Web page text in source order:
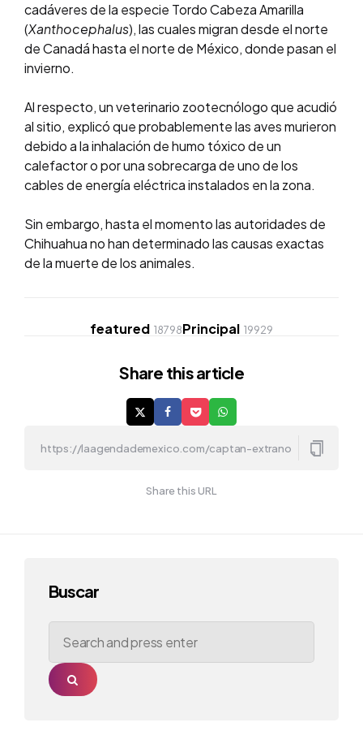
cadáveres de la especie Tordo Cabeza Amarilla
(Xanthocephalus), las cuales migran desde el norte
de Canadá hasta el norte de México, donde pasan el
invierno.
Al respecto, un veterinario zootecnólogo que acudió
al sitio, explicó que probablemente las aves murieron
debido a la inhalación de humo tóxico de un
calefactor o por una sobrecarga de uno de los
cables de energía eléctrica instalados en la zona.
Sin embargo, hasta el momento las autoridades de
Chihuahua no han determinado las causas exactas
de la muerte de los animales.
featured 18798Principal 19929
Share this article
Share this URL
Buscar
Search
for:
Search